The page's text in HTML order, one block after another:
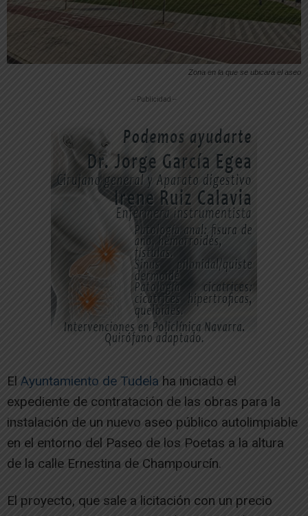
Zona en la que se ubicará el aseo
-- Publicidad --
El Ayuntamiento de Tudela ha iniciado el
expediente de contratación de las obras para la
instalación de un nuevo aseo público autolimpiable
en el entorno del Paseo de los Poetas a la altura
de la calle Ernestina de Champourcín.
El proyecto, que sale a licitación con un precio